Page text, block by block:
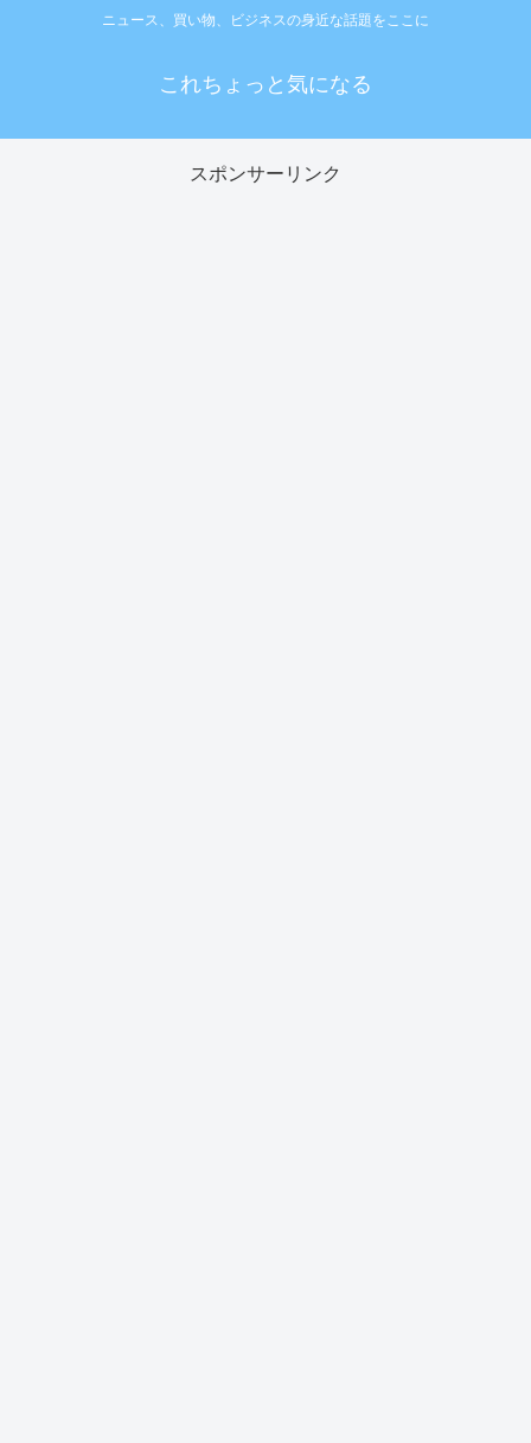
ニュース、買い物、ビジネスの身近な話題をここに
これちょっと気になる
スポンサーリンク